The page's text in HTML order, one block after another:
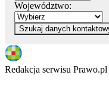
Województwo:
Szukaj danych
Redakcja serwisu Prawo.pl